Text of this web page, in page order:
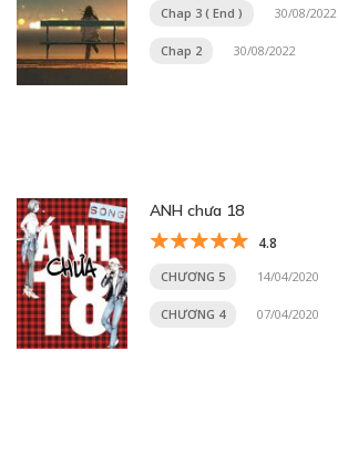
Chap 3 ( End ) 30/08/2022
Chap 2 30/08/2022
ANH chưa 18
4.8
CHƯƠNG 5 14/04/2020
CHƯƠNG 4 07/04/2020